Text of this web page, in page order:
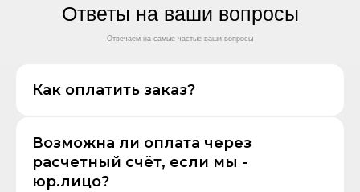
Ответы на ваши вопросы
Отвечаем на самые частые ваши вопросы
Как оплатить заказ?
Возможна ли оплата через
расчетный счёт, если мы -
юр.лицо?